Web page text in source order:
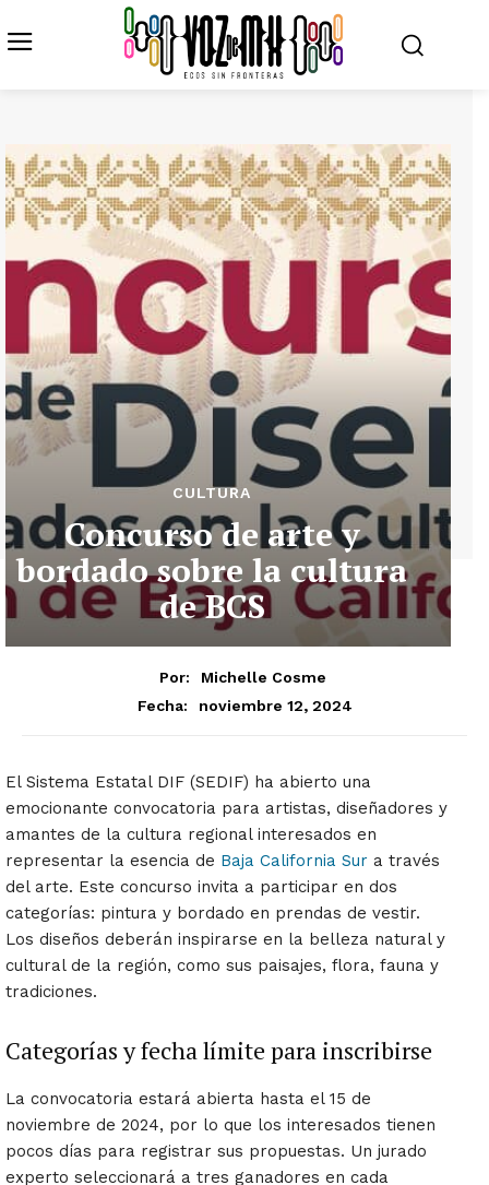
CULTURA
Concurso de arte y
bordado sobre la cultura
de BCS
Por:
Michelle Cosme
Fecha:
noviembre 12, 2024
El Sistema Estatal DIF (SEDIF) ha abierto una
emocionante convocatoria para artistas, diseñadores y
amantes de la cultura regional interesados en
representar la esencia de Baja California Sur a través
del arte. Este concurso invita a participar en dos
categorías: pintura y bordado en prendas de vestir.
Los diseños deberán inspirarse en la belleza natural y
cultural de la región, como sus paisajes, flora, fauna y
tradiciones.
Categorías y fecha límite para inscribirse
La convocatoria estará abierta hasta el 15 de
noviembre de 2024, por lo que los interesados tienen
pocos días para registrar sus propuestas. Un jurado
experto seleccionará a tres ganadores en cada